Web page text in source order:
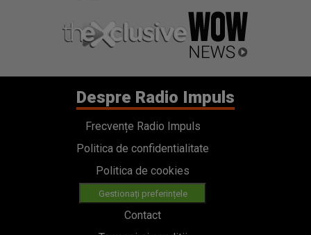
Despre Radio Impuls
Frecvențe Radio Impuls
Politica de confidentialitate
Politica de cookies
Gestionați preferințele
Contact